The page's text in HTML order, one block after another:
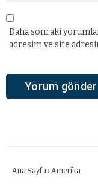
Daha sonraki
adresim ve site
Ana Sayfa › Amerika